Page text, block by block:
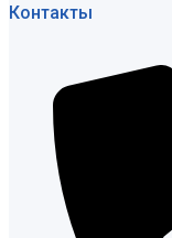
Контакты